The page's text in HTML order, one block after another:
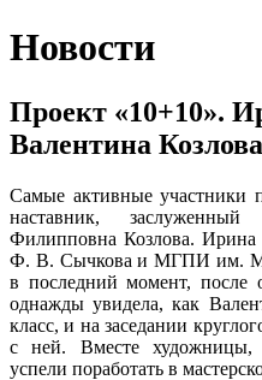
Новости
Проект «10+10».
Валентина Козлова
Самые активные
наставник,
Филипповна Козлова.
Ф. В. Сычкова и МГПИ им. М.
в последний момент, после
однажды увидела, как
класс, и на заседании
с ней. Вместе художницы,
успели поработать в